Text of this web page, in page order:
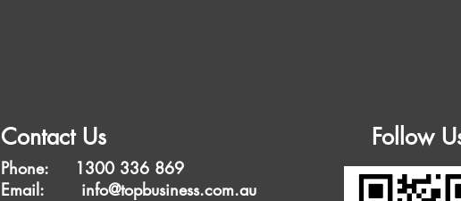
Contact Us
Phone: 1300 336 869
Email: info@topbusiness.com.au
Follow